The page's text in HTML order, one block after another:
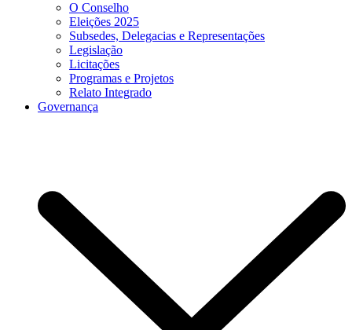
O Conselho
Eleições 2025
Subsedes, Delegacias e Representações
Legislação
Licitações
Programas e Projetos
Relato Integrado
Governança